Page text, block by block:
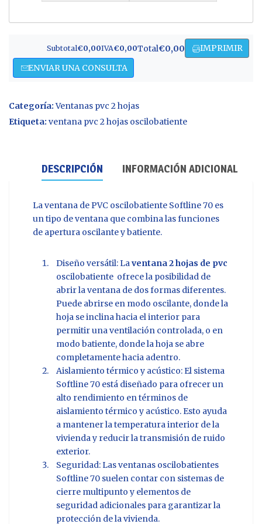
Subtotal€0,00IVA€0,00Total€0,00
IMPRIMIR
ENVIAR UNA CONSULTA
Categoría:Ventanas pvc 2 hojas
Etiqueta: ventana pvc 2 hojas oscilobatiente
DESCRIPCIÓN INFORMACIÓN ADICIONAL
La ventana de PVC oscilobatiente Softline 70 es
un tipo de ventana que combina las funciones
de apertura oscilante y batiente.
Diseño versátil: Laventana 2 hojas de pvc
oscilobatiente ofrece la posibilidad de
abrir la ventana de dos formas diferentes.
Puede abrirse en modo oscilante, donde la
hoja se inclina hacia el interior para
permitir una ventilación controlada, o en
modo batiente, donde la hoja se abre
completamente hacia adentro.
Aislamiento térmico y acústico: El sistema
Softline 70 está diseñado para ofrecer un
alto rendimiento en términos de
aislamiento térmico y acústico. Esto ayuda
a mantener la temperatura interior de la
vivienda y reducir la transmisión de ruido
exterior.
Seguridad: Las ventanas oscilobatientes
Softline 70 suelen contar con sistemas de
cierre multipunto y elementos de
seguridad adicionales para garantizar la
protección de la vivienda.